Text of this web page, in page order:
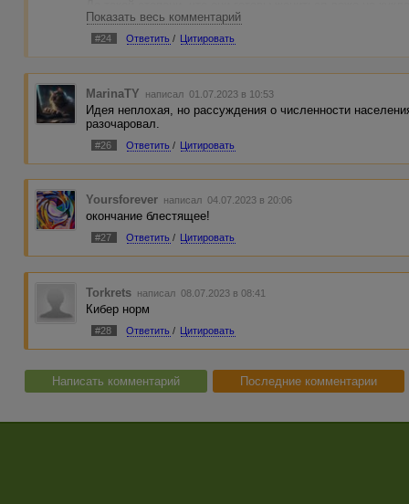
Показать весь комментарий
#24 Ответить / Цитировать
MarinaTY написал 01.07.2023 в 10:53
Идея неплохая, но рассуждения о численности
разочаровал.
#26 Ответить / Цитировать
Yoursforever написал 04.07.2023 в 20:06
окончание блестящее!
#27 Ответить / Цитировать
Torkrets написал 08.07.2023 в 08:41
Кибер норм
#28 Ответить / Цитировать
Написать комментарий Последние комментарии